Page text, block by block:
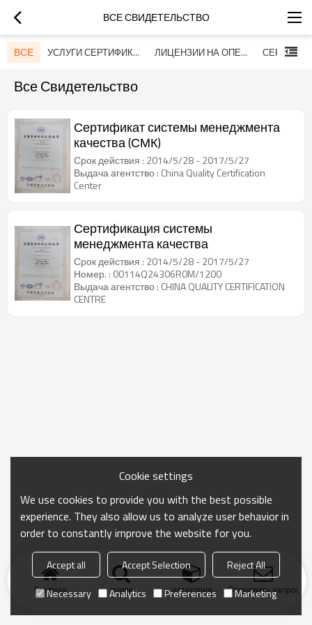
ВСЕ СВИДЕТЕЛЬСТВО
ВСЕ УСЛУГИ СЕРТИФИКАТЫ ЛИЦЕНЗИИ НА ОПЕРАЦИИ
Все Свидетельство
Сертификат системы менеджмента
качества (СМК)
Срок действия : 2014/5/28 - 2017/5/27
Выдача агентство : China Quality Certification
Center
Сертификация системы
менеджмента качества
Срок действия : 2014/5/28 - 2017/5/27
Номер. : 00114Q24306R0M/1200
Выдача агентство : CHINA QUALITY CERTIFICATION
CENTRE
Главная поиск категория Отправить запрос
Cookie settings
We use cookies to provide you with the best possible
experience. They also allow us to analyze user behavior in
order to constantly improve the website for you.
Accept all Accept Selection
Reject All
Necessary
Analytics Preferences Marketing